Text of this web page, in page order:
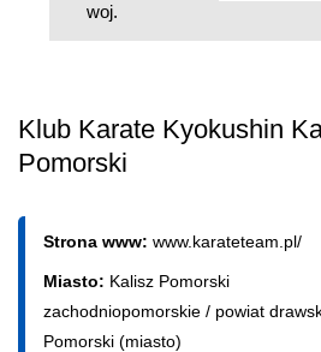
woj.
Klub Karate Kyokushin
Pomorski
Strona www: www.karateteam.pl/
Miasto: Kalisz Pomorski
zachodniopomorskie / powiat
Pomorski (miasto)